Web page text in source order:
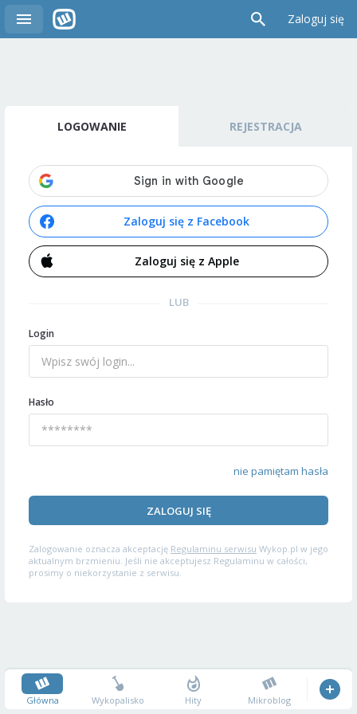
Zaloguj się
LOGOWANIE REJESTRACJA
Zaloguj się z Facebook
Zaloguj się z Apple
LUB
Login
Hasło
nie pamiętam hasła
ZALOGUJ SIĘ
Zalogowanie oznacza akceptację Regulaminu serwisu Wykop.pl w jego
aktualnym brzmieniu. Jeśli nie akceptujesz Regulaminu w całości,
prosimy o niekorzystanie z serwisu.
Główna Wykopalisko Hity Mikroblog